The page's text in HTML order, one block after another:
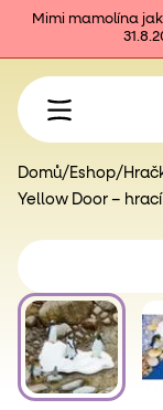
Mimi mamolína
Domů/ Eshop/
Yellow Door –